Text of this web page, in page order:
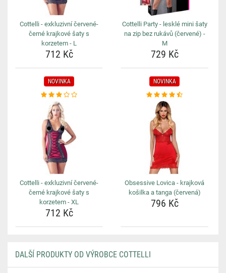
Cottelli - exkluzivní červené-
černé krajkové šaty s
korzetem - L
712 Kč
Cottelli Party - lesklé mini šaty
na zip bez rukávů (červené) -
M
729 Kč
NOVINKA
Cottelli - exkluzivní červené-
černé krajkové šaty s
korzetem - XL
712 Kč
NOVINKA
Obsessive Lovica - krajková
košilka a tanga (červená)
796 Kč
DALŠÍ PRODUKTY OD VÝROBCE COTTELLI